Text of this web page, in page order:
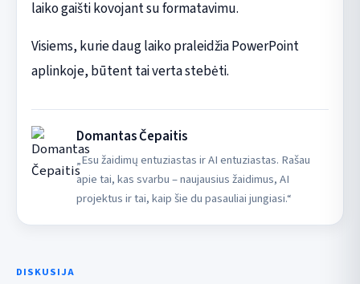
laiko gaišti kovojant su formatavimu.
Visiems, kurie daug laiko praleidžia PowerPoint
aplinkoje, būtent tai verta stebėti.
Domantas Čepaitis
„Esu žaidimų entuziastas ir AI entuziastas. Rašau
apie tai, kas svarbu – naujausius žaidimus, AI
projektus ir tai, kaip šie du pasauliai jungiasi.“
DISKUSIJA